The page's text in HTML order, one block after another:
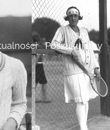
Poszukujemy